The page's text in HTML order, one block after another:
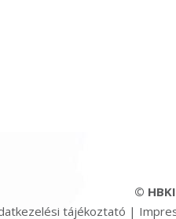
©
tájékoztató |